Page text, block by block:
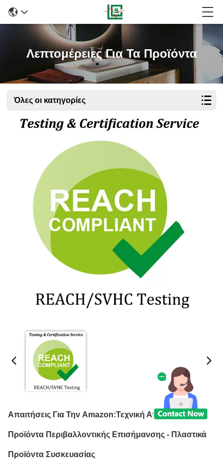
Λεπτομέρειες Για Τα Προϊόντα
Όλες οι κατηγορίες
Απαιτήσεις Για Την Amazon:Τεχνική Απαίτηση Για
Προϊόντα Περιβαλλοντικής Επισήμανσης - Πλαστικά
Προϊόντα Συσκευασίας